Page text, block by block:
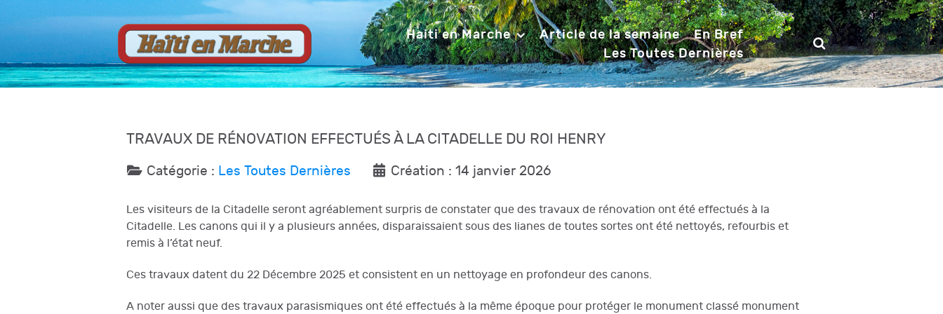
Haiti en Marche Article de la semaine
En Bref
Les Toutes Dernières
TRAVAUX DE RÉNOVATION EFFECTUÉS À LA CITADELLE DU ROI HENRY
Catégorie : Les Toutes Dernières Création : 14 janvier 2026
Les visiteurs de la Citadelle seront agréablement surpris de constater que des travaux de rénovation ont été effectués à la
Citadelle. Les canons qui il y a plusieurs années, disparaissaient sous des lianes de toutes sortes ont été nettoyés, refourbis et
remis à l’état neuf.
Ces travaux datent du 22 Décembre 2025 et consistent en un nettoyage en profondeur des canons.
A noter aussi que des travaux parasismiques ont été effectués à la même époque pour protéger le monument classé monument